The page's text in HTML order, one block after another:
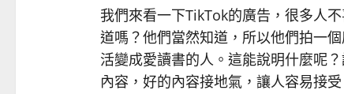
我們來看一下TikTok的廣告，很多人
道嗎？他們當然知道，所以他們拍一
活變成愛讀書的人。這能說明什麼呢
內容，好的內容接地氣，讓人容易接受